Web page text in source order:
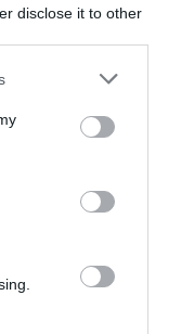
disclose it to other
or more Google
You may click to
party tags to
in below Google
Ha
amit